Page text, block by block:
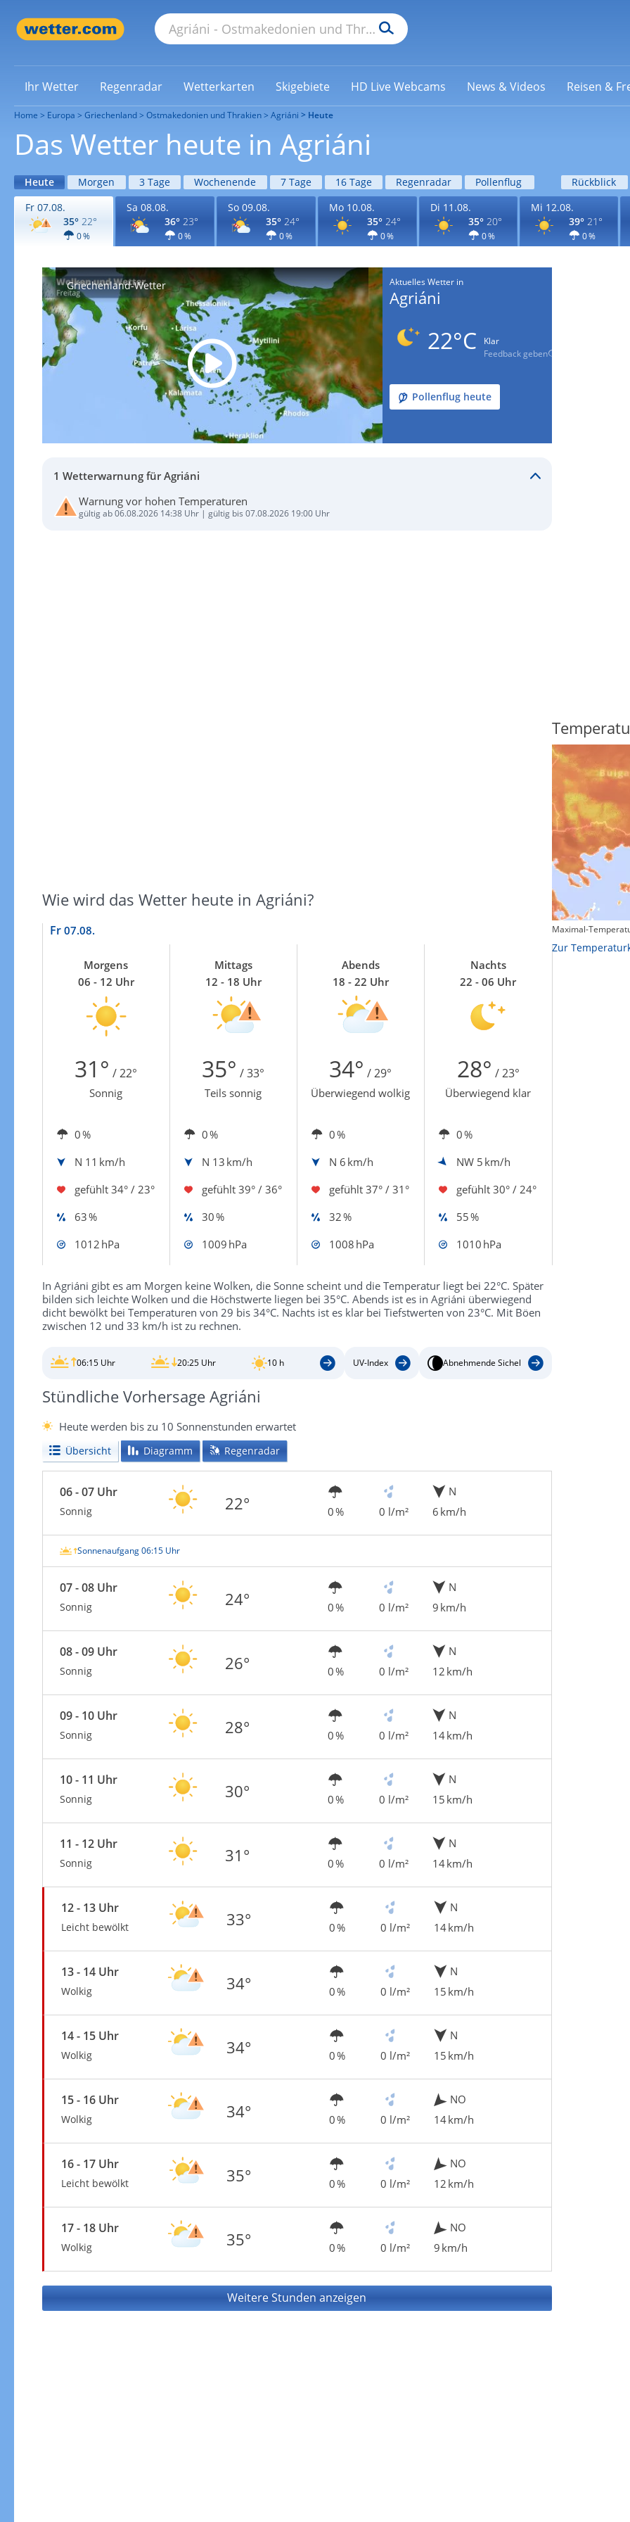
Ihr Wetter Regenradar Wetterkarten Skigebiete HD Live Webcams News & Videos Reisen &
Home Europa Griechenland Ostmakedonien und Thrakien Agriáni Heute
Das Wetter heute in Agriáni
Heute Morgen 3 Tage Wochenende 7 Tage 16 Tage Regenradar Pollenflug
Rückblick
Fr 07.08.
35° 22°
0 %
Sa 08.08.
36° 23°
0 %
So 09.08.
35° 24°
0 %
Mo 10.08.
35° 24°
0 %
Di 11.08.
35° 20°
0 %
Mi 12.08.
39° 21°
0 %
Griechenland-Wetter Aktuelles Wetter in
Agriáni
22°C
Klar
Feedback geben
Pollenflug heute
1 Wetterwarnung für Agriáni
Warnung vor hohen Temperaturen
gültig ab 06.08.2026 14:38 Uhr | gültig bis 07.08.2026 19:00 Uhr
Wie wird das Wetter heute in Agriáni?
Fr 07.08.
Morgens
06 - 12 Uhr
Mittags
12 - 18 Uhr
Abends
18 - 22 Uhr
Nachts
22 - 06 Uhr
31° / 22° 35° / 33° 34° / 29° 28° / 23°
Sonnig Teils sonnig Überwiegend wolkig Überwiegend klar
0 % 0 % 0 %
0 %
N 11 km/h N 13 km/h N 6 km/h NW 5 km/h
gefühlt 34° / 23° gefühlt 39° / 36° gefühlt 37° / 31° gefühlt 30° / 24°
63 %
30 % 32 %
55 %
1012 hPa
1009 hPa 1008 hPa 1010 hPa
In Agriáni gibt es am Morgen keine Wolken, die Sonne scheint und die Temperatur liegt bei 22°C. Später
bilden sich leichte Wolken und die Höchstwerte liegen bei 35°C. Abends ist es in Agriáni überwiegend
dicht bewölkt bei Temperaturen von 29 bis 34°C. Nachts ist es klar bei Tiefstwerten von 23°C. Mit Böen
zwischen 12 und 33 km/h ist zu rechnen.
06:15 Uhr 20:25 Uhr 10 h UV-Index Abnehmende Sichel
Stündliche Vorhersage Agriáni
Heute werden bis zu 10 Sonnenstunden erwartet
Übersicht Diagramm Regenradar
06 - 07 Uhr
Sonnig 22° 0 % 0 l/m²
N
6 km/h
Sonnenaufgang 06:15 Uhr
07 - 08 Uhr
Sonnig 24° 0 % 0 l/m²
N
9 km/h
08 - 09 Uhr
Sonnig 26° 0 % 0 l/m²
N
12 km/h
09 - 10 Uhr
Sonnig 28° 0 % 0 l/m²
N
14 km/h
10 - 11 Uhr
Sonnig 30° 0 % 0 l/m²
N
15 km/h
11 - 12 Uhr
Sonnig 31° 0 % 0 l/m²
N
14 km/h
12 - 13 Uhr
Leicht bewölkt 33° 0 % 0 l/m²
N
14 km/h
13 - 14 Uhr
Wolkig 34° 0 % 0 l/m²
N
15 km/h
14 - 15 Uhr
Wolkig 34° 0 % 0 l/m²
N
15 km/h
15 - 16 Uhr
Wolkig 34° 0 % 0 l/m²
NO
14 km/h
16 - 17 Uhr
Leicht bewölkt 35° 0 % 0 l/m²
NO
12 km/h
17 - 18 Uhr
Wolkig 35° 0 % 0 l/m²
NO
9 km/h
Weitere Stunden anzeigen
Zur Gewitterrisikokarte
Maximal-
Zur